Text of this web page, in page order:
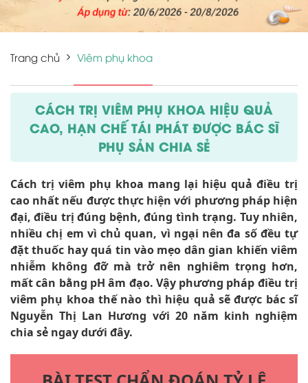
Trang chủ Viêm phụ khoa
CÁCH TRỊ VIÊM PHỤ KHOA HIỆU QUẢ
CAO, HẠN CHẾ TÁI PHÁT ĐƯỢC BÁC SĨ
PHỤ SẢN CHIA SẺ
Cách trị viêm phụ khoa mang lại hiệu quả điều trị
cao nhất nếu được thực hiện với phương pháp hiện
đại, điều trị đúng bệnh, đúng tình trạng. Tuy nhiên,
nhiều chị em vì chủ quan, vì ngại nên đa số đều tự
đặt thuốc hay quá tin vào mẹo dân gian khiến viêm
nhiễm không đỡ mà trở nên nghiêm trọng hơn,
mất cân bằng pH âm đạo. Vậy phương pháp điều trị
viêm phụ khoa thế nào thì hiệu quả sẽ được bác sĩ
Nguyễn Thị Lan Hương với 20 năm kinh nghiệm
chia sẻ ngay dưới đây.